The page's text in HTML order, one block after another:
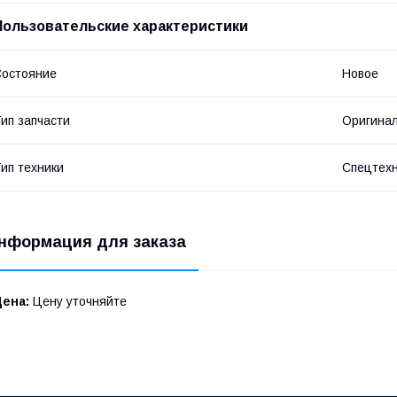
характеристики
Новое
запчасти Оригинал
техники
для заказа
Цену уточняйте